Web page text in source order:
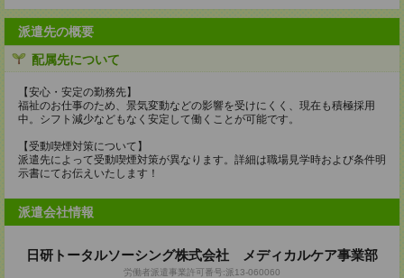
派遣先の概要
配属先について
【安心・安定の勤務先】
福祉のお仕事のため、景気変動などの影響を受けにくく、現在も積極採用
中。シフト減少などもなく安定して働くことが可能です。
【受動喫煙対策について】
派遣先によって受動喫煙対策が異なります。詳細は職場見学時および条件明
示書にてお伝えいたします！
派遣会社情報
日研トータルソーシング株式会社 メディカルケア事業部
労働者派遣事業許可番号:派13-060060